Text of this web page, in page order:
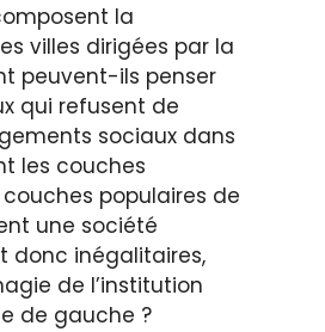
la
villes dirigées par la
peuvent-ils penser
qui refusent de
sociaux dans
les couches
populaires de
une société
donc inégalitaires,
de l’institution
de gauche ?